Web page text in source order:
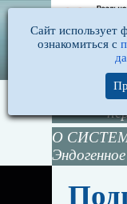
О
Сайт использует
ознакомиться с